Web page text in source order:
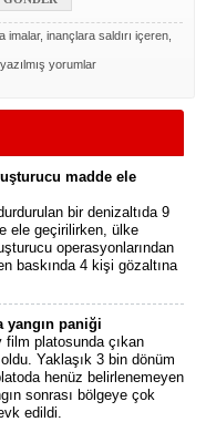
inançlara saldırı içeren,
yorumlar
madde ele
bir denizaltıda 9
ele geçirilirken, ülke
operasyonlarından
baskında 4 kişi gözaltına
yangın paniği
platosunda çıkan
Yaklaşık 3 bin dönüm
henüz belirlenemeyen
sonrası bölgeye çok
edildi.